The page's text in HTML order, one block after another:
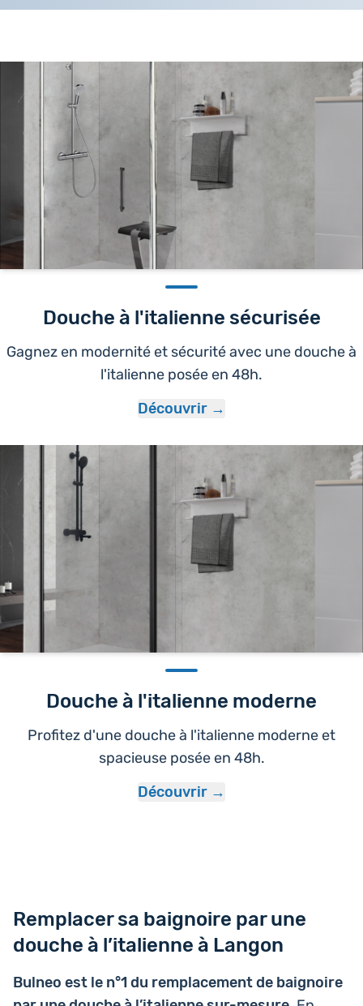
Douche à l'italienne moderne
Profitez d'une douche à l'italienne moderne et
spacieuse posée en 48h.
Découvrir
Douche à l'italienne sécurisée
Gagnez en modernité et sécurité avec une douche à
l'italienne posée en 48h.
Découvrir
Remplacer sa baignoire par une
douche à l’italienne à Langon
Bulneo est le n°1 du rem­pla­ce­ment de bai­gnoire